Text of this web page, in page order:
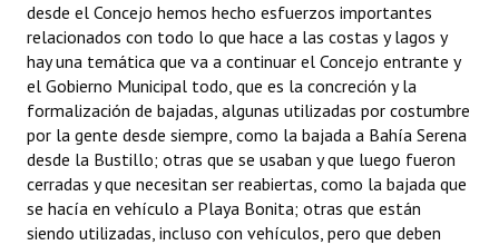
desde el Concejo hemos hecho esfuerzos importantes
relacionados con todo lo que hace a las costas y lagos y
hay una temática que va a continuar el Concejo entrante y
el Gobierno Municipal todo, que es la concreción y la
formalización de bajadas, algunas utilizadas por costumbre
por la gente desde siempre, como la bajada a Bahía Serena
desde la Bustillo; otras que se usaban y que luego fueron
cerradas y que necesitan ser reabiertas, como la bajada que
se hacía en vehículo a Playa Bonita; otras que están
siendo utilizadas, incluso con vehículos, pero que deben